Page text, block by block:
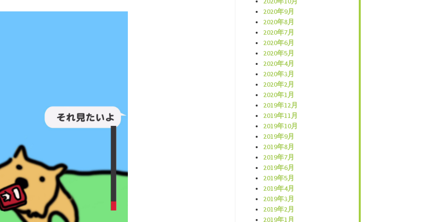
2020年9月
2020年8月
2020年7月
2020年6月
2020年5月
2020年4月
2020年3月
2020年2月
2020年1月
2019年12月
2019年11月
2019年10月
2019年9月
2019年8月
2019年7月
2019年6月
2019年5月
2019年4月
2019年3月
2019年2月
2019年1月